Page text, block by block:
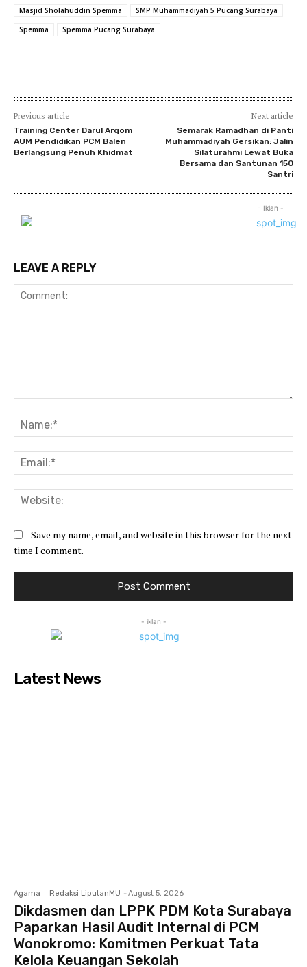
Masjid Sholahuddin Spemma
SMP Muhammadiyah 5 Pucang Surabaya
Spemma
Spemma Pucang Surabaya
Previous article
Training Center Darul Arqom
AUM Pendidikan PCM Balen
Berlangsung Penuh Khidmat
Next article
Semarak Ramadhan di Panti
Muhammadiyah Gersikan: Jalin
Silaturahmi Lewat Buka
Bersama dan Santunan 150
Santri
- Iklan -
LEAVE A REPLY
Save my name, email, and website in this browser for the next
time I comment.
- iklan -
Latest News
Agama Redaksi LiputanMU - August 5, 2026
Dikdasmen dan LPPK PDM Kota Surabaya
Paparkan Hasil Audit Internal di PCM
Wonokromo: Komitmen Perkuat Tata
Kelola Keuangan Sekolah